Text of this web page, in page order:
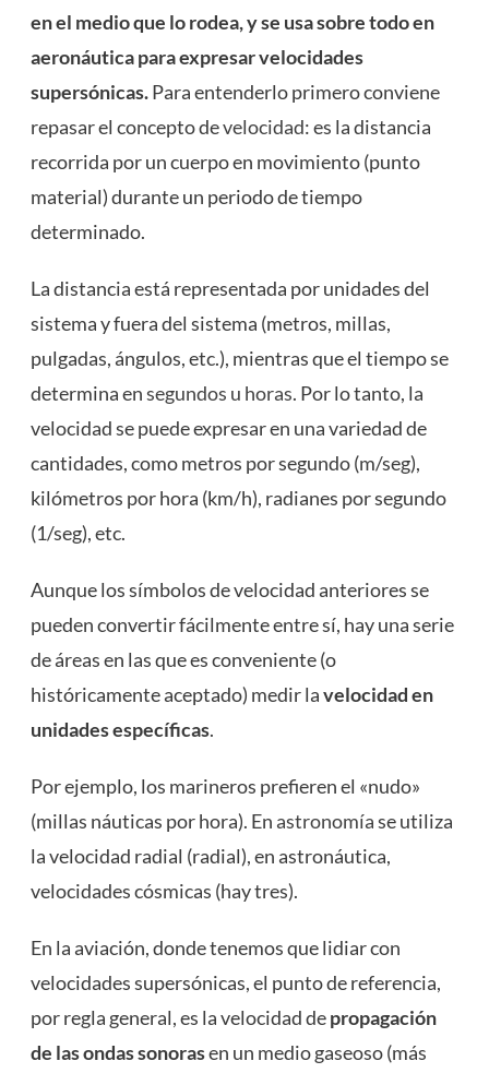
en el medio que lo rodea, y se usa sobre todo en
aeronáutica para expresar velocidades
supersónicas.Para entenderlo primero conviene
repasar el concepto develocidad: es la distancia
recorrida por un cuerpo en movimiento (punto
material) durante un periodo de tiempo
determinado.
La distancia está representada por unidades del
sistema y fuera del sistema (metros, millas,
pulgadas, ángulos, etc.), mientras que el tiempo se
determina ensegundos u horas. Por lo tanto, la
velocidad se puede expresar en una variedad de
cantidades, como metros por segundo (m/seg),
kilómetros por hora (km/h), radianes por segundo
(1/seg), etc.
Aunque los símbolos de velocidad anteriores se
pueden convertir fácilmente entre sí, hay una serie
de áreas en las que es conveniente (o
históricamente aceptado) medir lavelocidad en
unidades específicas.
Por ejemplo, los marineros prefieren el «nudo»
(millas náuticas por hora). En astronomíase utiliza
la velocidad radial (radial), en astronáutica,
velocidades cósmicas (hay tres).
En la aviación, donde tenemos que lidiar con
velocidades supersónicas, el punto de referencia,
por regla general, es la velocidad depropagación
de las ondas sonorasen un medio gaseoso (más